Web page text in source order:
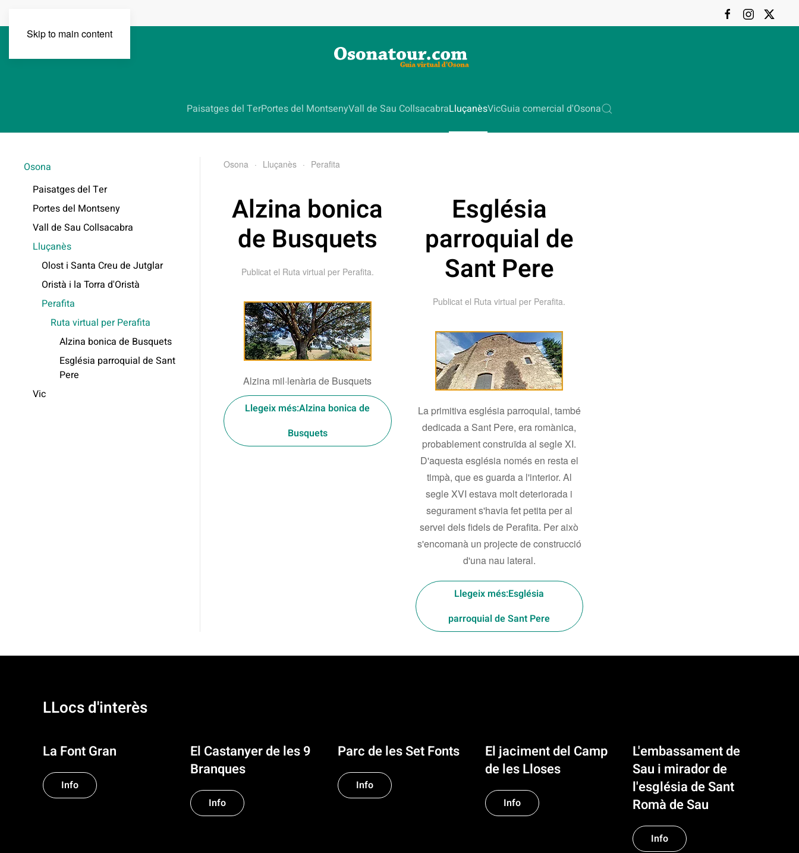
Skip to main content
Paisatges del TerPortes del MontsenyVall de Sau CollsacabraLluçanèsVicGuia comercial d'Osona
Osona Lluçanès Perafita
Alzina bonica
de Busquets
Publicat el Ruta virtual per Perafita.
Alzina mil·lenària de Busquets
Llegeix més:Alzina bonica de
Busquets
Església
parroquial de
Sant Pere
Publicat el Ruta virtual per Perafita.
La primitiva església parroquial, també
dedicada a Sant Pere, era romànica,
probablement construïda al segle XI.
D'aquesta església només en resta el
timpà, que es guarda a l'interior. Al
segle XVI estava molt deteriorada i
segurament s'havia fet petita per al
servei dels fidels de Perafita. Per això
s'encomanà un projecte de construcció
d'una nau lateral.
Llegeix més:Església
parroquial de Sant Pere
Osona
Paisatges del Ter
Portes del Montseny
Vall de Sau Collsacabra
Lluçanès
Olost i Santa Creu de Jutglar
Oristà i la Torra d'Oristà
Perafita
Ruta virtual per Perafita
Alzina bonica de Busquets
Església parroquial de Sant
Pere
Vic
LLocs d'interès
La Font Gran
Info
El Castanyer de les 9
Branques
Info
Parc de les Set Fonts
Info
El jaciment del Camp
de les Lloses
Info
L'embassament de
Sau i mirador de
l'església de Sant
Romà de Sau
Info